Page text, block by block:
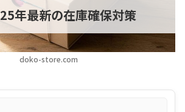
doko-store.com
年最新の在庫確保対策